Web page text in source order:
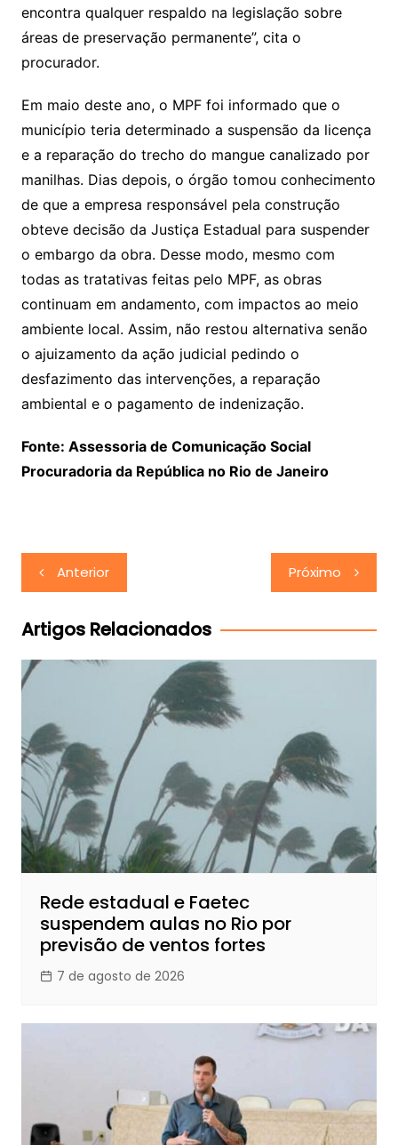
encontra qualquer respaldo na legislação sobre
áreas de preservação permanente”, cita o
procurador.
Em maio deste ano, o MPF foi informado que o
município teria determinado a suspensão da licença
e a reparação do trecho do mangue canalizado por
manilhas. Dias depois, o órgão tomou conhecimento
de que a empresa responsável pela construção
obteve decisão da Justiça Estadual para suspender
o embargo da obra. Desse modo, mesmo com
todas as tratativas feitas pelo MPF, as obras
continuam em andamento, com impactos ao meio
ambiente local. Assim, não restou alternativa senão
o ajuizamento da ação judicial pedindo o
desfazimento das intervenções, a reparação
ambiental e o pagamento de indenização.
Fonte: Assessoria de Comunicação Social
Procuradoria da República no Rio de Janeiro
Navegação
de
Post
Anterior Próximo
Artigos Relacionados
Rede estadual e Faetec
suspendem aulas no Rio por
previsão de ventos fortes
7 de agosto de 2026